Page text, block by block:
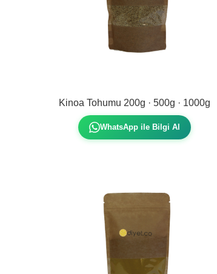
Kinoa Tohumu 200g · 500g · 1000g
WhatsApp ile Bilgi Al